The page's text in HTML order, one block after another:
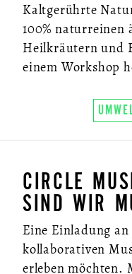
Kaltgerührte
100% naturreinen
Heilkräutern und
einem Workshop
CIRCLE
SIND WIR
Eine Einladung
kollaborativen
erleben möchten.